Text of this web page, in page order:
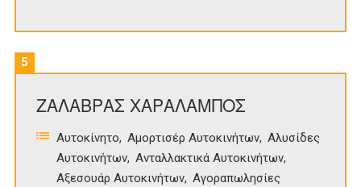
5
ΖΑΛΑΒΡΑΣ ΧΑΡΑΛΑΜΠΟΣ
Αυτοκίνητο Αμορτισέρ Αυτοκινήτων Αλυσίδες
Αυτοκινήτων Ανταλλακτικά Αυτοκινήτων
Αξεσουάρ Αυτοκινήτων Αγοραπωλησίες